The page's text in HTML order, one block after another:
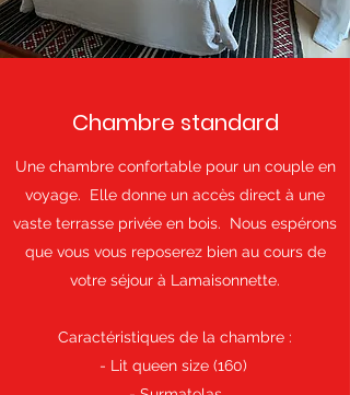
Chambre standard
Une chambre confortable pour un couple en
voyage. Elle donne un accès direct à une
vaste terrasse privée en bois. Nous espérons
que vous vous reposerez bien au cours de
votre séjour à Lamaisonnette.
Caractéristiques de la chambre :
- Lit queen size (160)